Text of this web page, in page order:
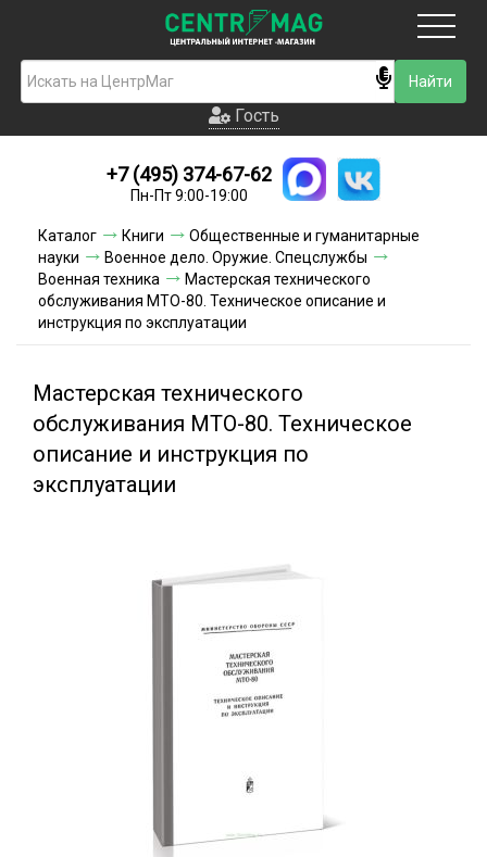
Гость
Новинки
Условия доставки
Условия оплаты
Контакты
Гость
+7 (495) 374-67-62
Пн-Пт 9:00-19:00
Каталог Книги
Общественные и гуманитарные
науки
Военное дело. Оружие. Спецслужбы
Военная техника
Мастерская технического
обслуживания МТО-80. Техническое описание и
инструкция по эксплуатации
Мастерская технического
обслуживания МТО-80. Техническое
описание и инструкция по
эксплуатации